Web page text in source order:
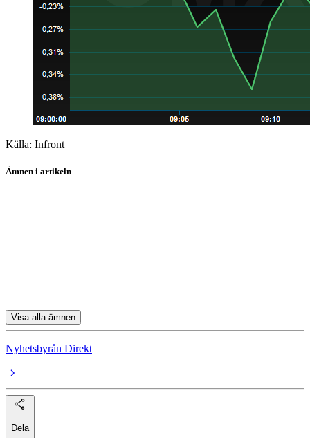
Källa: Infront
Ämnen i artikeln
Visa alla ämnen
Nyhetsbyrån Direkt
Dela